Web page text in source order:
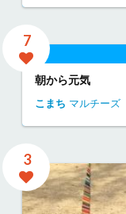
7
朝から元気
こまち マルチーズ
3